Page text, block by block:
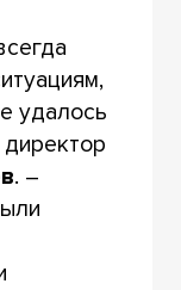
удалось
. –